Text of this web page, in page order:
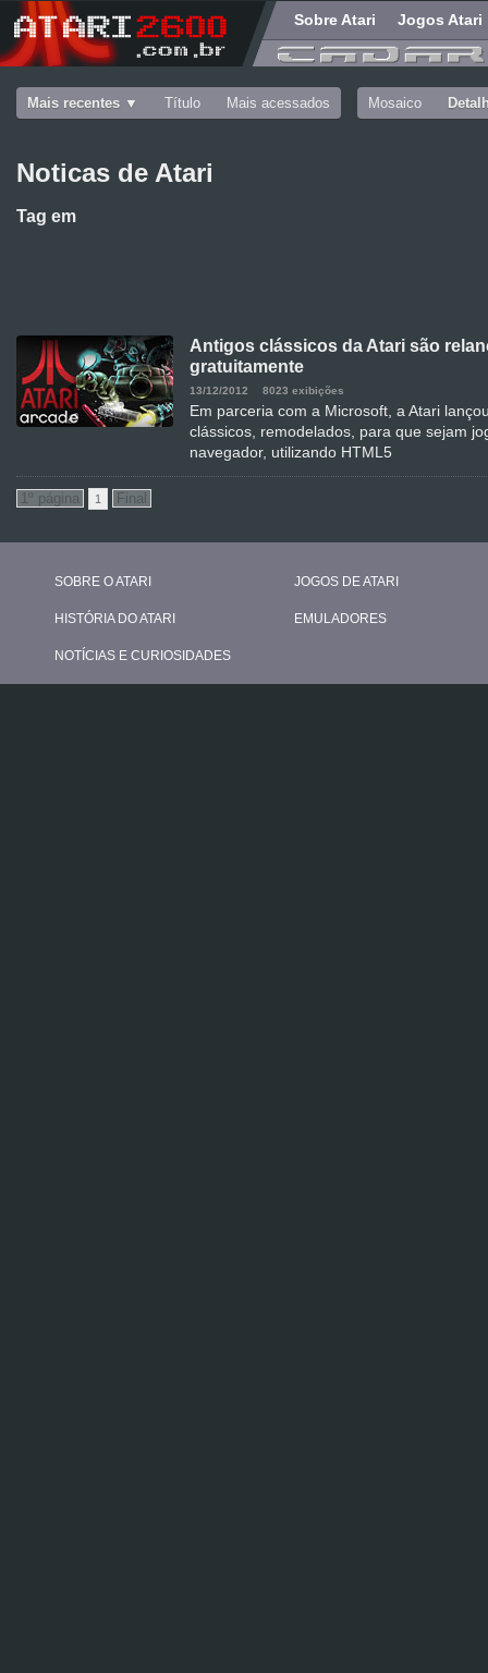
Sobre Atari Jogos Atari
Mais recentes Título Mais acessados Mosaico
Noticas de Atari
Tag em
Antigos clássicos da Atari são
gratuitamente
13/12/2012 8023 exibições
Em parceria com a Microsoft, a Atari
clássicos, remodelados, para que sejam
navegador, utilizando HTML5
1
SOBRE O ATARI
HISTÓRIA DO ATARI
NOTÍCIAS E CURIOSIDADES
JOGOS DE ATARI
EMULADORES